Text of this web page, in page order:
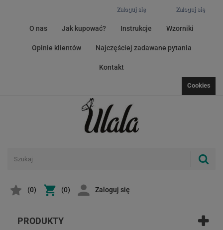
Zaloguj się
Zaloguj się
O nas Jak kupować? Instrukcje Wzorniki
Opinie klientów Najczęściej zadawane pytania
Kontakt
Cookies
(0) (0) Zaloguj się
PRODUKTY